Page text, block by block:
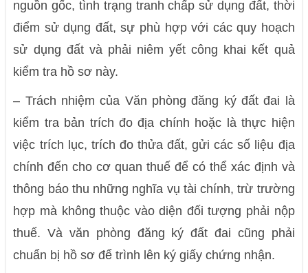
nguồn gốc, tình trạng tranh chấp sử dụng đất, thời
điểm sử dụng đất, sự phù hợp với các quy hoạch
sử dụng đất và phải niêm yết công khai kết quả
kiểm tra hồ sơ này.
– Trách nhiệm của Văn phòng đăng ký đất đai là
kiểm tra bản trích đo địa chính hoặc là thực hiện
việc trích lục, trích đo thửa đất, gửi các số liệu địa
chính đến cho cơ quan thuế để có thể xác định và
thông báo thu những nghĩa vụ tài chính, trừ trường
hợp mà không thuộc vào diện đối tượng phải nộp
thuế. Và văn phòng đăng ký đất đai cũng phải
chuẩn bị hồ sơ để trình lên ký giấy chứng nhận.